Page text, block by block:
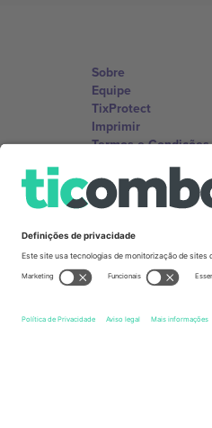
Sobre
Equipe
TixProtect
Imprimir
Termos e Condições
Programa de afiliados